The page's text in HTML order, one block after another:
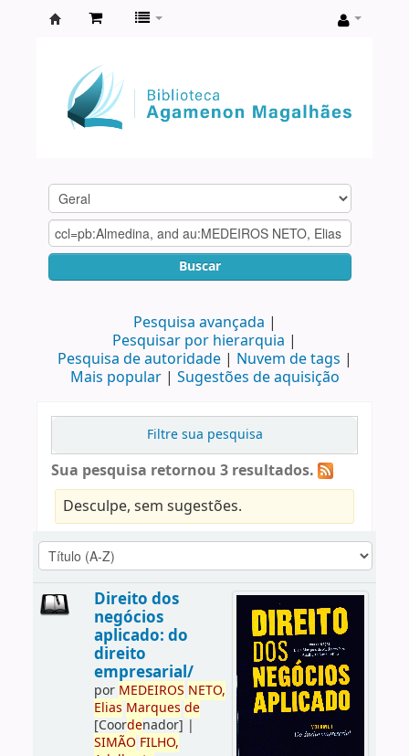
Agamenon
Magalhães
Buscar
Pesquisa avançada
Pesquisar por hierarquia
Pesquisa de autoridade
Nuvem de tags
Mais popular
Sugestões de aquisição
Filtre sua pesquisa
Sua pesquisa retornou 3 resultados.
Desculpe, sem sugestões.
Direito dos
negócios
aplicado: do
direito
empresarial/
por MEDEIROS NETO,
Elias Marques de
[Coordenador] |
SIMÃO FILHO,